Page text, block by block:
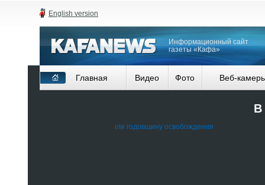
English version
Информационный сайт
газеты «Кафа»
Главная Видео Фото Веб-
В